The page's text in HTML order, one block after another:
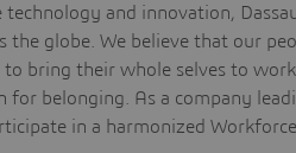
technology and innovation,
the globe. We believe that our
bring their whole selves to
for belonging. As a company
in a harmonized